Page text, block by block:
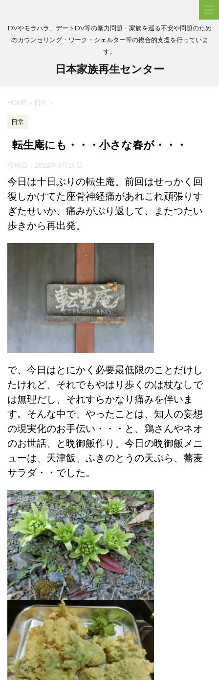
DVやモラハラ、デートDV等の暴力問題・家族を巡る不安や問題のため
のカウンセリング・ワーク・シェルター等の複合的支援を行っていま
す。
日本家族再生センター
HOME > 日常 >
日常
転生庵にも・・・小さな春が・・・
投稿日： 2022年3月15日
今日は十日ぶりの転生庵。前回はせっかく回
復しかけてた座骨神経痛があれこれ頑張りす
ぎたせいか、痛みがぶり返して、またつたい
歩きから再出発。
で、今日はとにかく必要最低限のことだけし
たけれど、それでもやはり歩くのは杖なしで
は無理だし、それすらかなり痛みを伴いま
す。そんな中で、やったことは、知人の妄想
の現実化のお手伝い・・・と、鶏さんやネオ
のお世話、と晩御飯作り。今日の晩御飯メニ
ューは、天津飯、ふきのとうの天ぷら、蕎麦
サラダ・・でした。